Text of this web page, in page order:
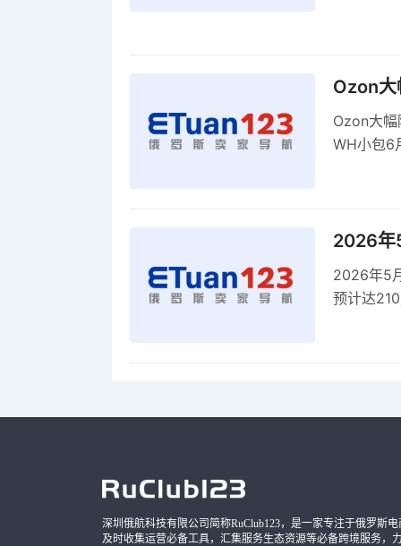
Ozon大
Ozon大
WH小包6
2026年
2026年5
预计达
深圳俄航科技有限公司简称RuClub123，是一家专注于俄罗斯
及时收集运营必备工具，汇集服务生态资源等必备跨境服务